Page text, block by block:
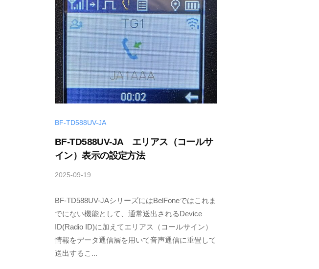
a
t
o
BF-TD588UV-JA
BF-TD588UV-JA エリアス（コールサ
イン）表示の設定方法
2025-09-19
T
a
k
a
BF-TD588UV-JAシリーズにはBelFoneではこれま
でにない機能として、通常送出されるDevice
ID(Radio ID)に加えてエリアス（コールサイン）
情報をデータ通信層を用いて音声通信に重畳して
送出するこ...